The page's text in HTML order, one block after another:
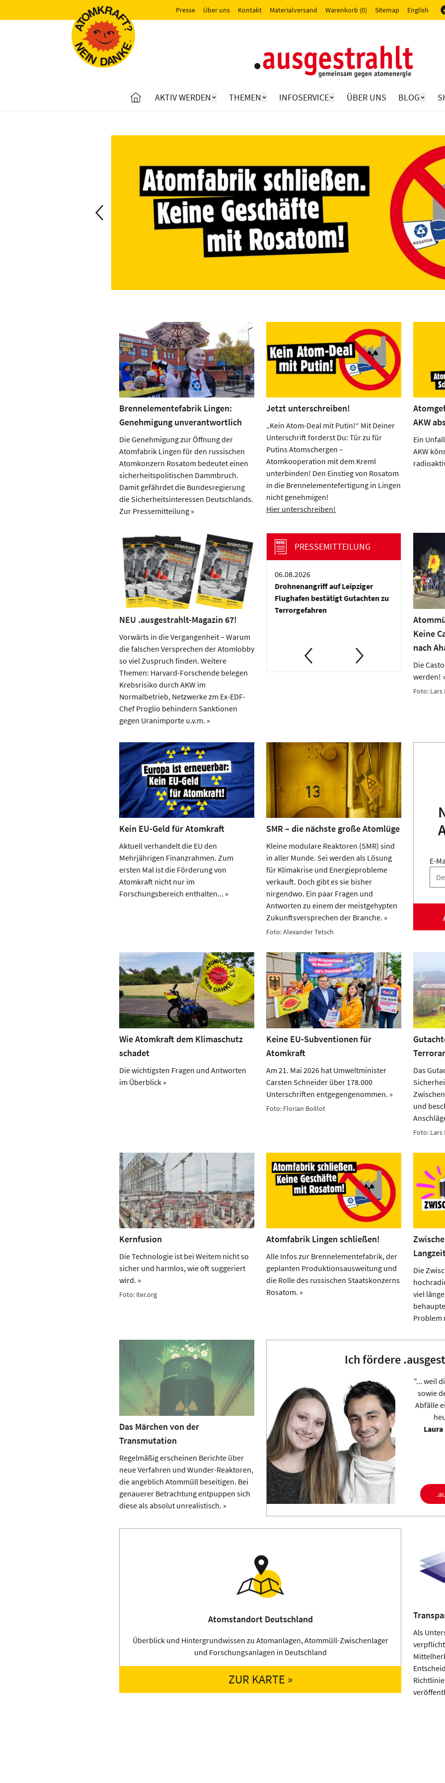
Presse Über uns Kontakt Materialversand Warenkorb (0) Sitemap English
AKTIV WERDEN THEMEN INFOSERVICE ÜBER UNS BLOG
Brennelementefabrik Lingen:
Genehmigung unverantwortlich
Die Genehmigung zur Öffnung der
Atomfabrik Lingen für den russischen
Atomkonzern Rosatom bedeutet einen
sicherheitspolitischen Dammbruch.
Damit gefährdet die Bundesregierung
die Sicherheitsinteressen Deutschlands.
Zur Pressemitteilung »
Jetzt unterschreiben!
„Kein Atom-Deal mit Putin!“ Mit Deiner
Unterschrift forderst Du: Tür zu für
Putins Atomschergen –
Atomkooperation mit dem Kreml
unterbinden! Den Einstieg von Rosatom
in die Brennelementefertigung in Lingen
nicht genehmigen!
Hier unterschreiben!
AKW
Ein
AKW
NEU .ausgestrahlt-Magazin 67!
Vorwärts in die Vergangenheit – Warum
die falschen Versprechen der Atomlobby
so viel Zuspruch finden. Weitere
Themen: Harvard-Forschende belegen
Krebsrisiko durch AKW im
Normalbetrieb, Netzwerke zm Ex-EDF-
Chef Proglio behindern Sanktionen
gegen Uranimporte u.v.m. »
PRESSEMITTEILUNG
06.08.2026
Drohnenangriff auf Leipziger
Flughafen bestätigt Gutachten zu
Terrorgefahren
05.08.2026
Klimakrise
Atomstrategie
Keine
nach
Die
werden! »
Foto: Lars
Kein EU-Geld für Atomkraft
Aktuell verhandelt die EU den
Mehrjährigen Finanzrahmen. Zum
ersten Mal ist die Förderung von
Atomkraft nicht nur im
Forschungsbereich enthalten... »
SMR – die nächste große Atomlüge
Kleine modulare Reaktoren (SMR) sind
in aller Munde. Sei werden als Lösung
für Klimakrise und Energieprobleme
verkauft. Doch gibt es sie bisher
nirgendwo. Ein paar Fragen und
Antworten zu einem der meistgehypten
Zukunftsversprechen der Branche. »
Foto: Alexander Tetsch
E-
Wie Atomkraft dem Klimaschutz
schadet
Die wichtigsten Fragen und Antworten
im Überblick »
Keine EU-Subventionen für
Atomkraft
Am 21. Mai 2026 hat Umweltminister
Carsten Schneider über 178.000
Unterschriften entgegengenommen. »
Foto: Florian Boillot
Das
und
Foto: Lars
Kernfusion
Die Technologie ist bei Weitem nicht so
sicher und harmlos, wie oft suggeriert
wird. »
Foto: iter.org
Atomfabrik Lingen schließen!
Alle Infos zur Brennelementefabrik, der
geplanten Produktionsausweitung und
die Rolle des russischen Staatskonzerns
Rosatom. »
Die
viel
Problem
Das Märchen von der
Transmutation
Regelmäßig erscheinen Berichte über
neue Verfahren und Wunder-Reaktoren,
die angeblich Atommüll beseitigen. Bei
genauerer Betrachtung entpuppen sich
diese als absolut unrealistisch. »
Ich fördere
"... weil
sowie
Abfälle
Atomstandort Deutschland
Überblick und Hintergrundwissen zu Atomanlagen, Atommüll-Zwischenlager
und Forschungsanlagen in Deutschland
ZUR KARTE »
Als